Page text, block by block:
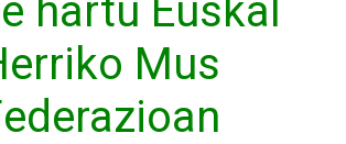
hartu Euskal
Mus